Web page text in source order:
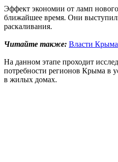
Эффект экономии от ламп
ближайшее время. Они
раскаливания.
Читайте также: Власти Крыма
На данном этапе проходит
потребности регионов Крыма в
в жилых домах.